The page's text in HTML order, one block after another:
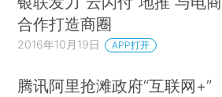
合作打造商圈
2016年10月19日 APP打开
腾讯阿里抢滩政府“互联网+”